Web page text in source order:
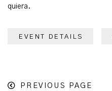
quiera.
EVENT DETAILS
PREVIOUS PAGE